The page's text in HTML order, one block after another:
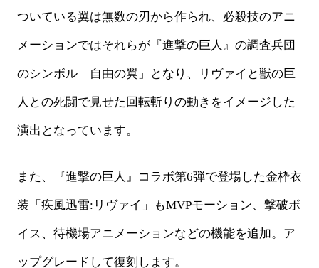
ついている翼は無数の刃から作られ、必殺技のアニ
メーションではそれらが『進撃の巨人』の調査兵団
のシンボル「自由の翼」となり、リヴァイと獣の巨
人との死闘で見せた回転斬りの動きをイメージした
演出となっています。
また、『進撃の巨人』コラボ第6弾で登場した金枠衣
装「疾風迅雷:リヴァイ」もMVPモーション、撃破ボ
イス、待機場アニメーションなどの機能を追加。ア
ップグレードして復刻します。